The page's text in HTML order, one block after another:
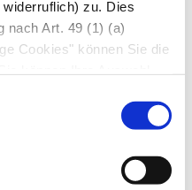
zu. Dies
nach Art. 49 (1) (a)
Cookies" können Sie die
im Blut